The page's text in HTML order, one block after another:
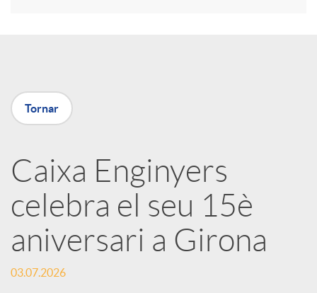
a
a
r
x
Tornar
Caixa Enginyers
celebra el seu 15è
aniversari a Girona
03.07.2026